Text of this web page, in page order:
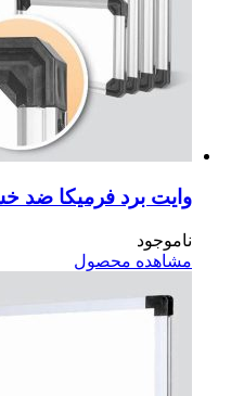
برد فرمیکا ضد خش کد 1400
محصول